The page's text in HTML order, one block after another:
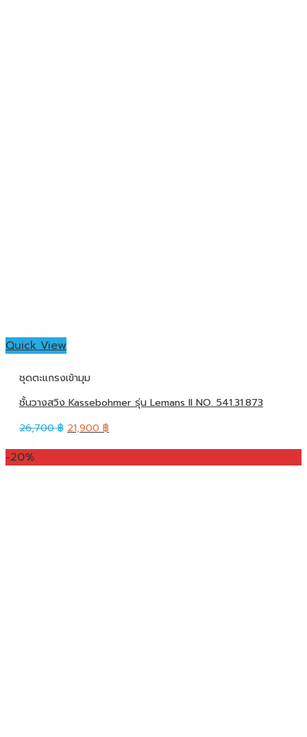
Quick View
ชุดตะแกรงเข้ามุม
ชั้นวางสวิง Kassebohmer รุ่น Lemans II NO. 541.31.873
26,700฿ 21,900 ฿
-20%